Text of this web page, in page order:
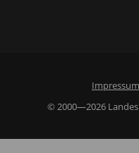
Impressum
© 2000—2026